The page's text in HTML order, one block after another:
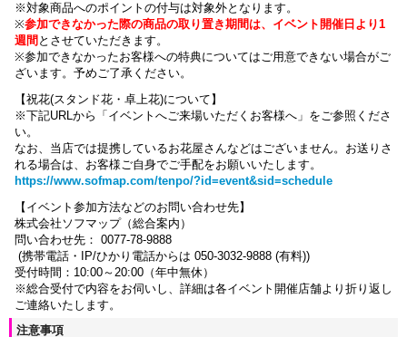
※対象商品へのポイントの付与は対象外となります。
※参加できなかった際の商品の取り置き期間は、イベント開催日より1
週間 とさせていただきます。
※参加できなかったお客様への特典についてはご用意できない場合がご
ざいます。 予めご了承ください。
【祝花(スタンド花・卓上花)について】
※下記URLから「イベントへご来場いただくお客様へ」をご参照くださ
い。
なお、当店では提携しているお花屋さんなどはございません。お送りさ
れる場合は、お客様ご自身でご手配をお願いいたします。
https://www.sofmap.com/tenpo/?id=event&sid=schedule
【イベント参加方法などのお問い合わせ先】
株式会社ソフマップ（総合案内）
問い合わせ先： 0077-78-9888
(携帯電話・IP/ひかり電話からは 050-3032-9888 (有料))
受付時間：10:00～20:00（年中無休）
※総合受付で内容をお伺いし、詳細は各イベント開催店舗より折り返し
ご連絡いたします。
注意事項